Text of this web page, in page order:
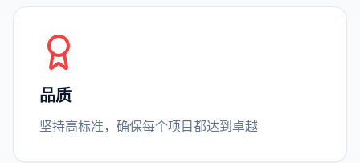
品质
坚持高标准，确保每个项目都达到卓越